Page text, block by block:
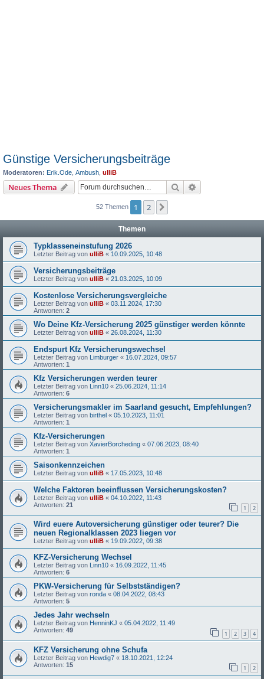
Günstige Versicherungsbeiträge
Moderatoren: Erik.Ode Ambush ulliB
Neues Thema Suche
52 Themen 1 2
Themen
Typklasseneinstufung 2026
Letzter Beitrag von ulliB « 10.09.2025, 10:48
Versicherungsbeiträge
Letzter Beitrag von ulliB « 21.03.2025, 10:09
Kostenlose Versicherungsvergleiche
Letzter Beitrag von ulliB « 03.11.2024, 17:30
Antworten: 2
Wo Deine Kfz-Versicherung 2025 günstiger werden könnte
Letzter Beitrag von ulliB « 26.08.2024, 11:30
Endspurt Kfz Versicherungswechsel
Letzter Beitrag von Limburger « 16.07.2024, 09:57
Antworten: 1
Kfz Versicherungen werden teurer
Letzter Beitrag von Linn10 « 25.06.2024, 11:14
Antworten: 6
Versicherungsmakler im Saarland gesucht, Empfehlungen?
Letzter Beitrag von birthel « 05.10.2023, 11:01
Antworten: 1
Kfz-Versicherungen
Letzter Beitrag von XavierBorcheding « 07.06.2023, 08:40
Antworten: 1
Saisonkennzeichen
Letzter Beitrag von ulliB « 17.05.2023, 10:48
Welche Faktoren beeinflussen Versicherungskosten?
Letzter Beitrag von ulliB « 04.10.2022, 11:43
Antworten: 21 1 2
Wird euere Autoversicherung günstiger oder teurer? Die
neuen Regionalklassen 2023 liegen vor
Letzter Beitrag von ulliB « 19.09.2022, 09:38
KFZ-Versicherung Wechsel
Letzter Beitrag von Linn10 « 16.09.2022, 11:45
Antworten: 6
PKW-Versicherung für Selbstständigen?
Letzter Beitrag von ronda « 08.04.2022, 08:43
Antworten: 5
Jedes Jahr wechseln
Letzter Beitrag von HenninKJ « 05.04.2022, 11:49
Antworten: 49 1 2 3 4
KFZ Versicherung ohne Schufa
Letzter Beitrag von Hewdig7 « 18.10.2021, 12:24
Antworten: 15 1 2